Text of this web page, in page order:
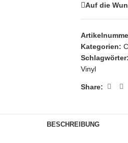
Auf die
Kategorien:
Schlagwörter:
Vinyl
Share:
BESCHREIBUNG